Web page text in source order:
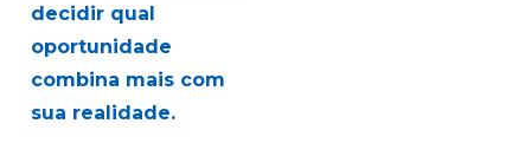
decidir qual
oportunidade
combina mais com
sua realidade.